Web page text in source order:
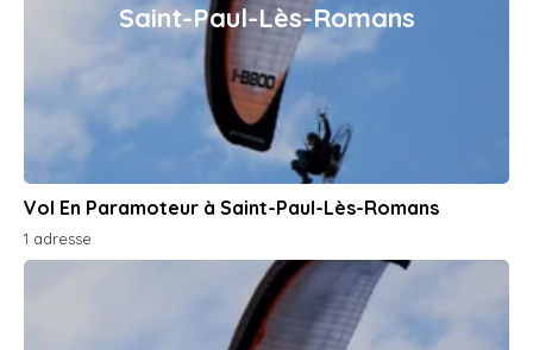
Saint-Paul-Lès-Romans
Vol En Paramoteur à Saint-Paul-Lès-Romans
1 adresse